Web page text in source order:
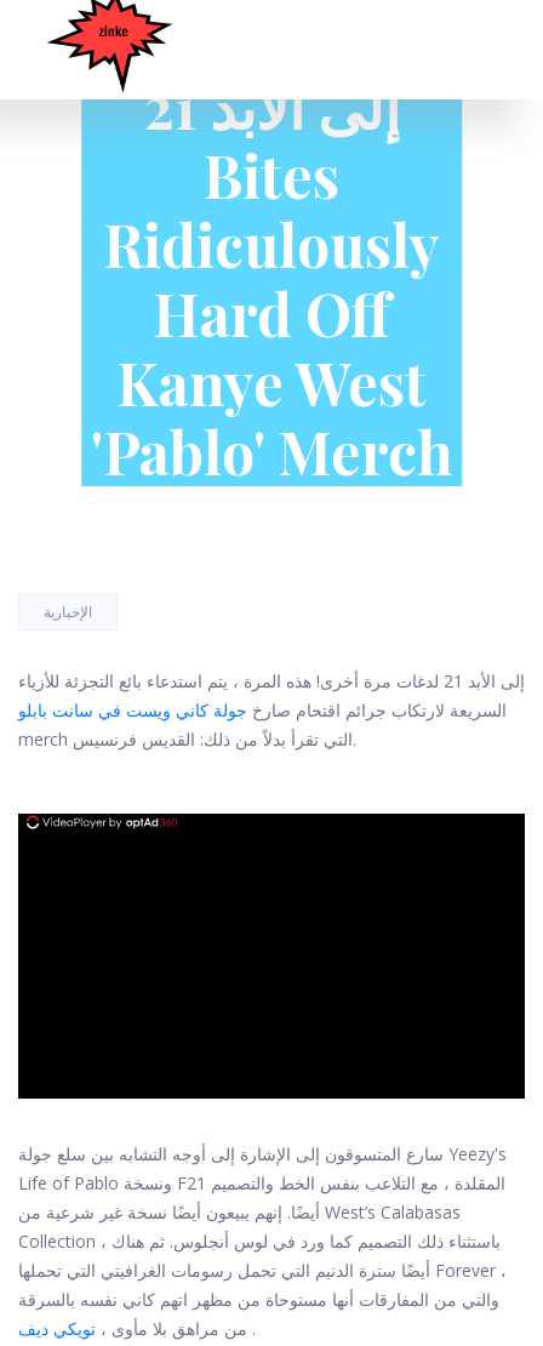
إلى الأبد 21
Bites
Ridiculously
Hard Off
Kanye West
'Pablo' Merch
الإخبارية
إلى الأبد 21 لدغات مرة أخرى! هذه المرة ، يتم استدعاء بائع التجزئة للأزياء
السريعة لارتكاب جرائم اقتحام صارخ جولة كاني ويست في سانت بابلو
merch التي تقرأ بدلاً من ذلك: القديس فرنسيس.
سارع المتسوقون إلى الإشارة إلى أوجه التشابه بين سلع جولة Yeezy's
Life of Pablo ونسخة F21 المقلدة ، مع التلاعب بنفس الخط والتصميم
أيضًا. إنهم يبيعون أيضًا نسخة غير شرعية من West’s Calabasas
Collection ، باستثناء ذلك التصميم كما ورد في لوس أنجلوس. ثم هناك
أيضًا سترة الدنيم التي تحمل رسومات الغرافيتي التي تحملها Forever ،
والتي من المفارقات أنها مستوحاة من مظهر اتهم كاني نفسه بالسرقة
من مراهق بلا مأوى ، تويكي ديف .